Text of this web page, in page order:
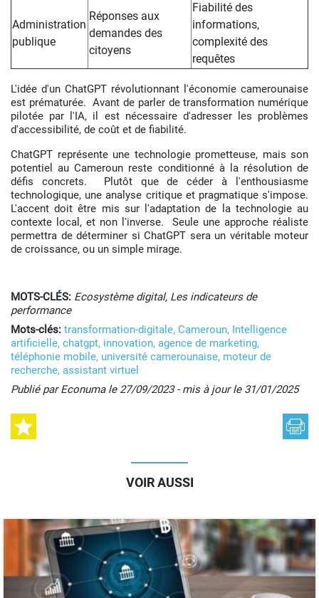
Administration
publique
Réponses aux
demandes des
citoyens
Fiabilité des
informations,
complexité des
requêtes
L'idée d'un ChatGPT révolutionnant l'économie camerounaise
est prématurée. Avant de parler de transformation numérique
pilotée par l'IA, il est nécessaire d'adresser les problèmes
d'accessibilité, de coût et de fiabilité.
ChatGPT représente une technologie prometteuse, mais son
potentiel au Cameroun reste conditionné à la résolution de
défis concrets. Plutôt que de céder à l'enthousiasme
technologique, une analyse critique et pragmatique s'impose.
L'accent doit être mis sur l'adaptation de la technologie au
contexte local, et non l'inverse. Seule une approche réaliste
permettra de déterminer si ChatGPT sera un véritable moteur
de croissance, ou un simple mirage.
MOTS-CLÉS: Ecosystème digital, Les indicateurs de
performance
Mots-clés: transformation-digitale, Cameroun, Intelligence
artificielle, chatgpt, innovation, agence de marketing,
téléphonie mobile, université camerounaise, moteur de
recherche, assistant virtuel
Publié par Econuma le 27/09/2023 - mis à jour le 31/01/2025
VOIR AUSSI